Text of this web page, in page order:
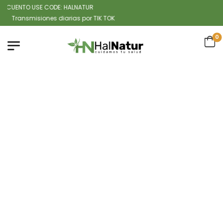
USE CODE: HALNATUR
diarias por TIK TOK
0